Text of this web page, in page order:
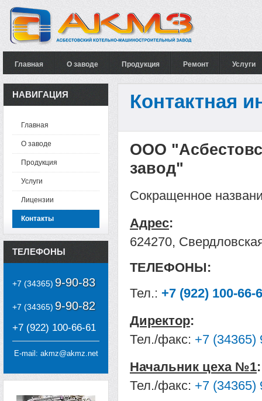
Главная О заводе Продукция Ремонт Услуги
Контактная
ООО
завод"
Сокращенное
Адрес:
624270,
ТЕЛЕФОНЫ:
Тел.: +7 (922) 100-66-
Директор:
Тел./факс: +7 (34365)
Начальник цеха №1:
Тел./факс: +7 (34365)
НАВИГАЦИЯ
Главная
О заводе
Продукция
Услуги
Лицензии
Контакты
ТЕЛЕФОНЫ
+7 (34365) 9-90-83
+7 (34365) 9-90-82
+7 (922) 100-66-61
E-mail: akmz@akmz.net